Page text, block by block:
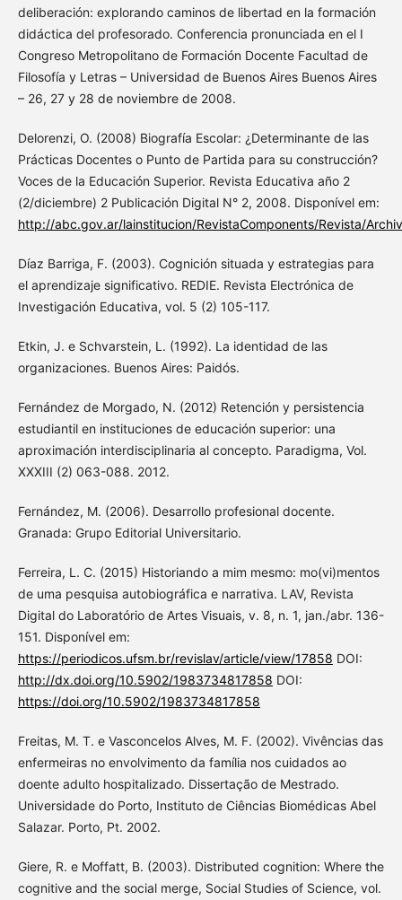
deliberación: explorando caminos de libertad en la formación
didáctica del profesorado. Conferencia pronunciada en el I
Congreso Metropolitano de Formación Docente Facultad de
Filosofía y Letras – Universidad de Buenos Aires Buenos Aires
– 26, 27 y 28 de noviembre de 2008.
Delorenzi, O. (2008) Biografía Escolar: ¿Determinante de las
Prácticas Docentes o Punto de Partida para su construcción?
Voces de la Educación Superior. Revista Educativa año 2
(2/diciembre) 2 Publicación Digital N° 2, 2008. Disponível em:
http://abc.gov.ar/lainstitucion/RevistaComponents/Revista/
Díaz Barriga, F. (2003). Cognición situada y estrategias para
el aprendizaje significativo. REDIE. Revista Electrónica de
Investigación Educativa, vol. 5 (2) 105-117.
Etkin, J. e Schvarstein, L. (1992). La identidad de las
organizaciones. Buenos Aires: Paidós.
Fernández de Morgado, N. (2012) Retención y persistencia
estudiantil en instituciones de educación superior: una
aproximación interdisciplinaria al concepto. Paradigma, Vol.
XXXIII (2) 063-088. 2012.
Fernández, M. (2006). Desarrollo profesional docente.
Granada: Grupo Editorial Universitario.
Ferreira, L. C. (2015) Historiando a mim mesmo: mo(vi)mentos
de uma pesquisa autobiográfica e narrativa. LAV, Revista
Digital do Laboratório de Artes Visuais, v. 8, n. 1, jan./abr. 136-
151. Disponível em:
https://periodicos.ufsm.br/revislav/article/view/17858 DOI:
http://dx.doi.org/10.5902/1983734817858 DOI:
https://doi.org/10.5902/1983734817858
Freitas, M. T. e Vasconcelos Alves, M. F. (2002). Vivências das
enfermeiras no envolvimento da família nos cuidados ao
doente adulto hospitalizado. Dissertação de Mestrado.
Universidade do Porto, Instituto de Ciências Biomédicas Abel
Salazar. Porto, Pt. 2002.
Giere, R. e Moffatt, B. (2003). Distributed cognition: Where the
cognitive and the social merge, Social Studies of Science, vol.